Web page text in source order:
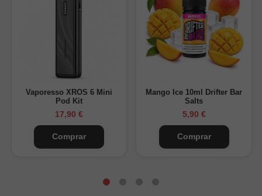
Vaporesso XROS 6 Mini
Pod Kit
17,90 €
Comprar
Mango Ice 10ml Drifter Bar
Salts
5,90 €
Comprar